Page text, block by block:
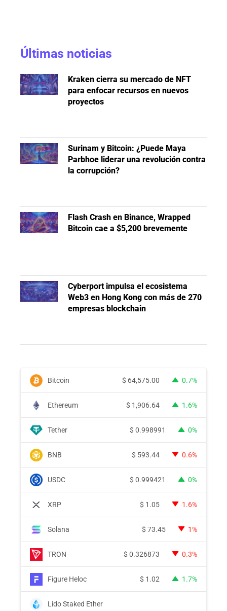
Últimas noticias
Kraken cierra su mercado de NFT
para enfocar recursos en nuevos
proyectos
Surinam y Bitcoin: ¿Puede Maya
Parbhoe liderar una revolución contra
la corrupción?
Flash Crash en Binance, Wrapped
Bitcoin cae a $5,200 brevemente
Cyberport impulsa el ecosistema
Web3 en Hong Kong con más de 270
empresas blockchain
Bitcoin $ 64,575.00 0.7%
Ethereum $ 1,906.64 1.6%
Tether $ 0.998991 0%
BNB $ 593.44 0.6%
USDC $ 0.999421 0%
XRP $ 1.05 1.6%
Solana $ 73.45 1%
TRON $ 0.326873 0.3%
Figure Heloc $ 1.02 1.7%
Lido Staked Ether